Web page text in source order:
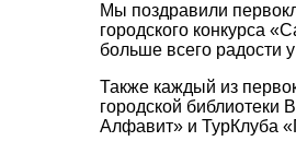
Мы поздравили
городского конкурса
больше всего радости
Также каждый из
городской библиотеки
Алфавит» и ТурКлуба